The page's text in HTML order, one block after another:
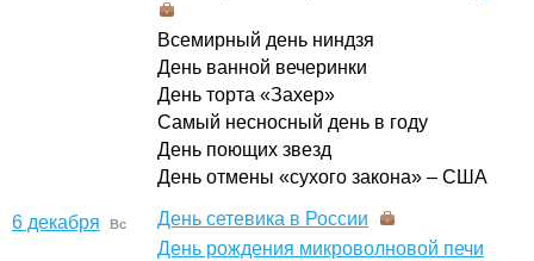
Всемирный день ниндзя
День ванной вечеринки
День торта «Захер»
Самый несносный день в году
День поющих звезд
День отмены «сухого закона» – США
6 декабря Вс
День сетевика в России
День рождения микроволновой печи